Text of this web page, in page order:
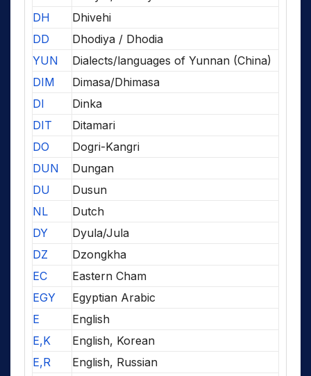
DH
Dhivehi
DD
Dhodiya / Dhodia
YUN
Dialects/languages of Yunnan (China)
DIM
Dimasa/Dhimasa
DI
Dinka
DIT
Ditamari
DO
Dogri-Kangri
DUN
Dungan
DU
Dusun
NL
Dutch
DY
Dyula/Jula
DZ
Dzongkha
EC
Eastern Cham
EGY
Egyptian Arabic
E
English
E,K
English, Korean
E,R
English, Russian